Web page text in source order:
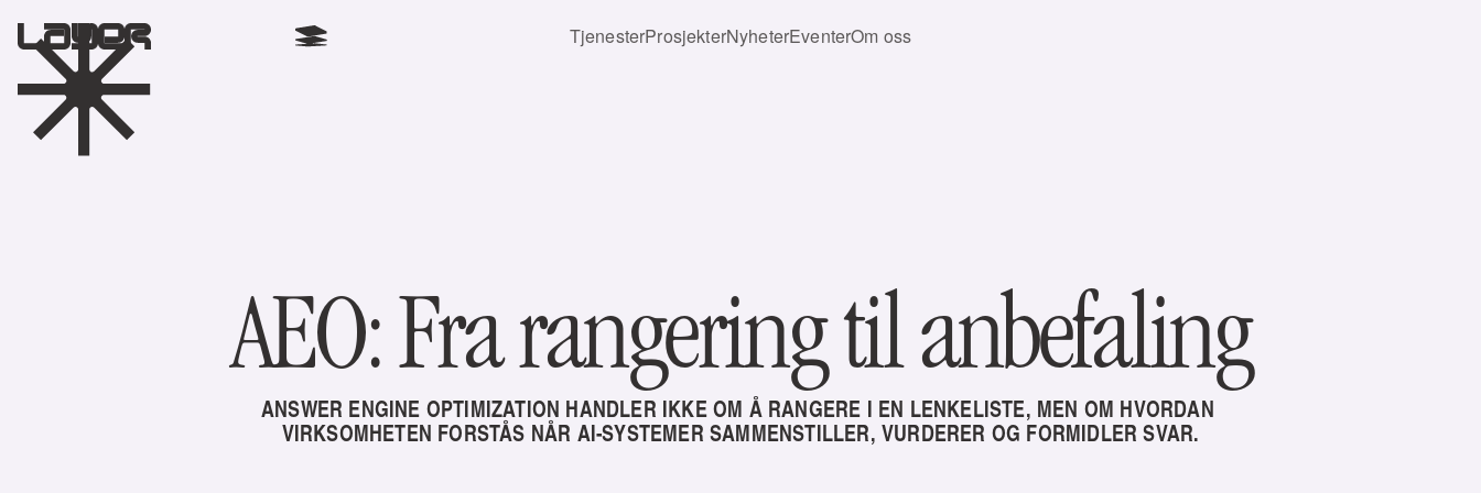
TjenesterProsjekterNyheterEventerOm oss
AEO: Fra rangering til anbefaling
ANSWER ENGINE OPTIMIZATION HANDLER IKKE OM Å RANGERE I EN LENKELISTE, MEN OM HVORDAN
VIRKSOMHETEN FORSTÅS NÅR AI-SYSTEMER SAMMENSTILLER, VURDERER OG FORMIDLER SVAR.